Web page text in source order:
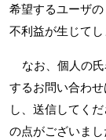
希望するユーザ
不利益が生じてし
なお、個人の
するお問い合わせ
し、送信してく
の点がございま